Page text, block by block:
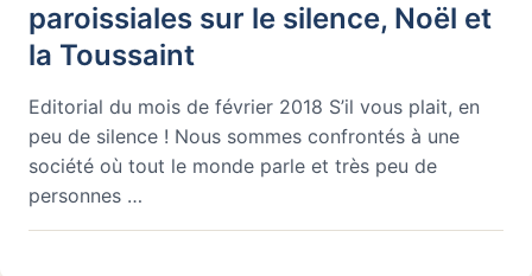
paroissiales sur le silence, Noël et
la Toussaint
Editorial du mois de février 2018 S’il vous plait, en
peu de silence ! Nous sommes confrontés à une
société où tout le monde parle et très peu de
personnes …